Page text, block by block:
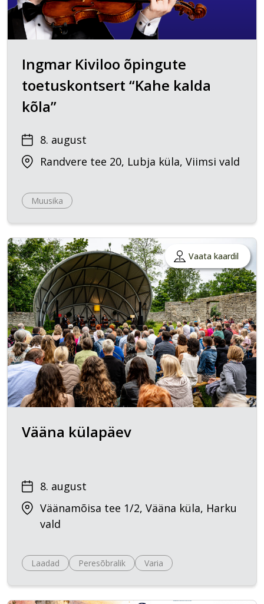
Ingmar Kiviloo õpingute
toetuskontsert “Kahe kalda
kõla”
8. august
Randvere tee 20, Lubja küla, Viimsi vald
Muusika
Vaata kaardil
Vääna külapäev
8. august
Väänamõisa tee 1/2, Vääna küla, Harku
vald
Laadad Peresõbralik Varia